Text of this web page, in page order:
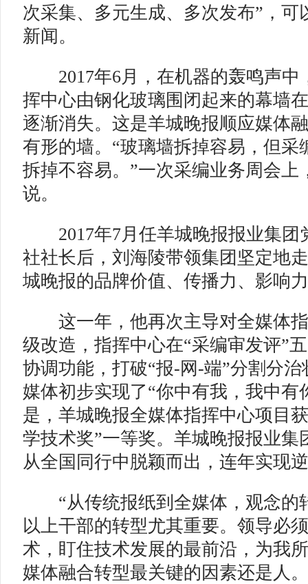
次采集、多元生成、多次发布”，可
新闻。
2017年6月，在机器的轰鸣声中
挥中心由钢化玻璃围闭起来的幕墙
逐渐消失。这是羊城晚报顺应媒体
有形的墙。“玻璃墙拆掉容易，但采
拆掉不容易。”一次采编业务周会上
说。
2017年7月任羊城晚报报业集团
社社长后，刘海陵带领集团坚定地
城晚报的品牌价值、传播力、影响
这一年，他再次主导对全媒体指
级改造，指挥中心在“采编审发评”
协调功能，打破“报-网-端”分割分
媒体初步实现了“你中有我，我中有
是，羊城晚报全媒体指挥中心项目
学技术奖”一等奖。羊城晚报报业集
从全国同行中脱颖而出，连年实现
“从传统报纸到全媒体，观念的
以上干部的转型尤其重要。领导必
术，盯住技术发展的最前沿，为我
媒体融合转型最关键的因素还是人